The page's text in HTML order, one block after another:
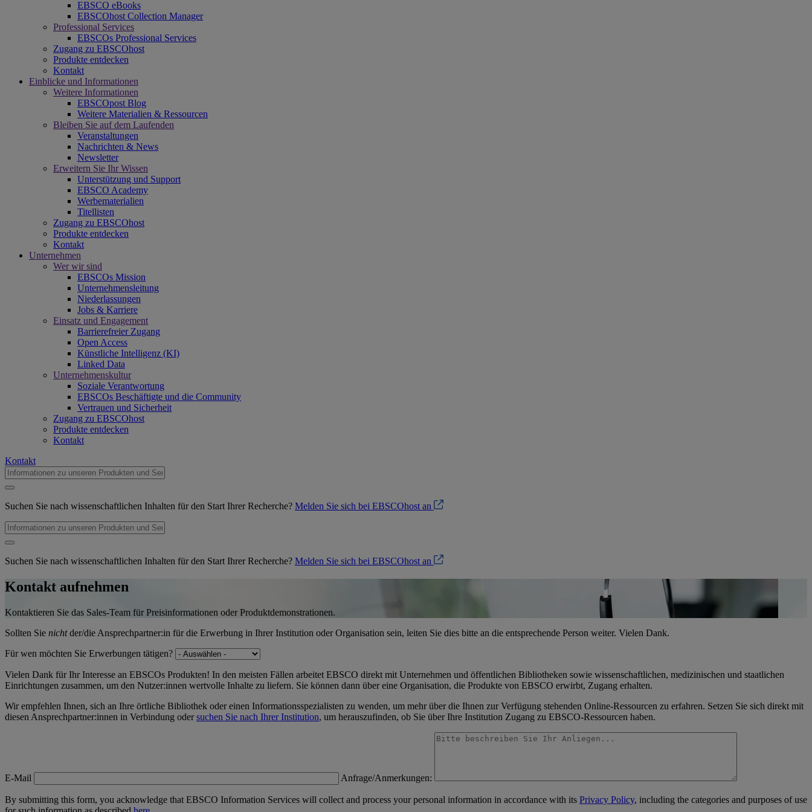
EBSCO eBooks
EBSCOhost Collection Manager
Professional Services
EBSCOs Professional Services
Zugang zu EBSCOhost
Produkte entdecken
Kontakt
Einblicke und Informationen
Weitere Informationen
EBSCOpost Blog
Weitere Materialien & Ressourcen
Bleiben Sie auf dem Laufenden
Veranstaltungen
Nachrichten & News
Newsletter
Erweitern Sie Ihr Wissen
Unterstützung und Support
EBSCO Academy
Werbematerialien
Titellisten
Zugang zu EBSCOhost
Produkte entdecken
Kontakt
Unternehmen
Wer wir sind
EBSCOs Mission
Unternehmensleitung
Niederlassungen
Jobs & Karriere
Einsatz und Engagement
Barrierefreier Zugang
Open Access
Künstliche Intelligenz (KI)
Linked Data
Unternehmenskultur
Soziale Verantwortung
EBSCOs Beschäftigte und die Community
Vertrauen und Sicherheit
Zugang zu EBSCOhost
Produkte entdecken
Kontakt
Kontakt
Suchen Sie nach wissenschaftlichen Inhalten für den Start Ihrer Recherche? Melden Sie sich bei EBSCOhost an
Suchen Sie nach wissenschaftlichen Inhalten für den Start Ihrer Recherche? Melden Sie sich bei EBSCOhost an
Kontakt aufnehmen
Kontaktieren Sie das Sales-Team für Preisinformationen oder Produktdemonstrationen.
Sollten Sie nichtder/die Ansprechpartner:in für die Erwerbung in Ihrer Institution oder Organisation sein, leiten Sie dies bitte an die entsprechende Person weiter. Vielen Dank.
Für wen möchten Sie Erwerbungen tätigen?
Vielen Dank für Ihr Interesse an EBSCOs Produkten! In den meisten Fällen arbeitet EBSCO direkt mit Unternehmen und öffentlichen Bibliotheken sowie wissenschaftlichen, medizinischen und staatlichen
Einrichtungen zusammen, um den Nutzer:innen wertvolle Inhalte zu liefern. Sie können dann über eine Organisation, die Produkte von EBSCO erwirbt, Zugang erhalten.
Wir empfehlen Ihnen, sich an Ihre örtliche Bibliothek oder einen Informationsspezialisten zu wenden, um mehr über die Ihnen zur Verfügung stehenden Online-Ressourcen zu erfahren. Setzen Sie sich direkt mit
diesen Ansprechpartner:innen in Verbindung odersuchen Sie nach Ihrer Institution, um herauszufinden, ob Sie über Ihre Institution Zugang zu EBSCO-Ressourcen haben.
E-Mail Anfrage/Anmerkungen:
By submitting this form, you acknowledge that EBSCO Information Services will collect and process your personal information in accordance with its Privacy Policy, including the categories and purposes of use